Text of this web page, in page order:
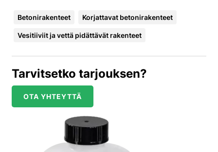
Betonirakenteet Korjattavat betonirakenteet
Vesitiiviit ja vettä pidättävät rakenteet
Tarvitsetko tarjouksen?
OTA YHTEYTTÄ